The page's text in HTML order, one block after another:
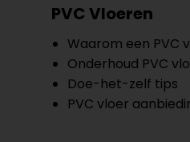
PVC Vloeren
Waarom een PVC
Onderhoud PVC
Doe-het-zelf tips
PVC vloer